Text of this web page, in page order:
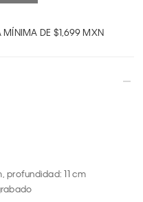
MÍNIMA DE $1,699 MXN